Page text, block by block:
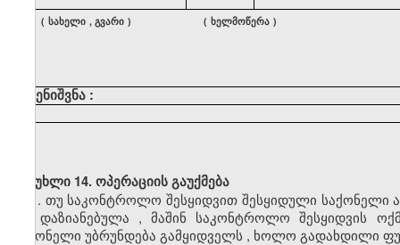
( სახელი ,გვარი ) ( ხელმოწერა )
შენიშვნა :
მუხლი 14. ოპერაციის გაუქმება
1. თუ საკონტროლო შესყიდვით შესყიდული საქონელი
დაზიანებულა ,მაშინ საკონტროლო შესყიდვის
საქონელი უბრუნდება გამყიდველს , ხოლო გადახდილი